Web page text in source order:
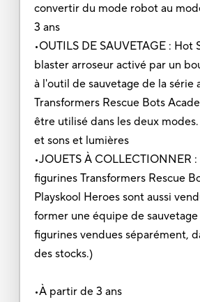
convertir du mode robot au
3 ans
•OUTILS DE SAUVETAGE : Hot
blaster arroseur activé par un
à l'outil de sauvetage de la série
Transformers Rescue Bots
être utilisé dans les deux
et sons et lumières
•JOUETS À COLLECTIONNER
figurines Transformers Rescue
Playskool Heroes sont aussi
former une équipe de
figurines vendues séparément,
des stocks.)
•À partir de 3 ans